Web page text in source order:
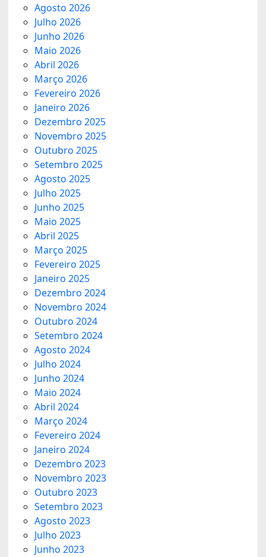
Agosto 2026
Julho 2026
Junho 2026
Maio 2026
Abril 2026
Março 2026
Fevereiro 2026
Janeiro 2026
Dezembro 2025
Novembro 2025
Outubro 2025
Setembro 2025
Agosto 2025
Julho 2025
Junho 2025
Maio 2025
Abril 2025
Março 2025
Fevereiro 2025
Janeiro 2025
Dezembro 2024
Novembro 2024
Outubro 2024
Setembro 2024
Agosto 2024
Julho 2024
Junho 2024
Maio 2024
Abril 2024
Março 2024
Fevereiro 2024
Janeiro 2024
Dezembro 2023
Novembro 2023
Outubro 2023
Setembro 2023
Agosto 2023
Julho 2023
Junho 2023